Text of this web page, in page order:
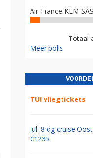
Air-France-KLM-
Totaal
Meer polls
TUI vliegtickets
Jul: 8-dg cruise
€1235